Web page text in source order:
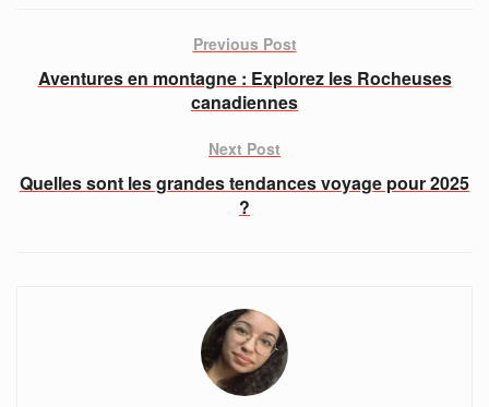
Previous Post
Aventures en montagne : Explorez les Rocheuses
canadiennes
Next Post
Quelles sont les grandes tendances voyage pour 2025
?